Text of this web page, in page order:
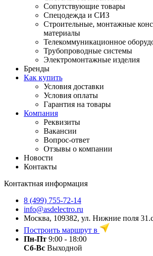
Сопутствующие товары
Спецодежда и СИЗ
Строительные, монтажные
материалы
Телекоммуникационное
Трубопроводные системы
Электромонтажные изделия
Бренды
Как купить
Условия доставки
Условия оплаты
Гарантия на товары
Компания
Реквизиты
Вакансии
Вопрос-ответ
Отзывы о компании
Новости
Контакты
Контактная информация
8 (499) 755-72-14
info@asdelectro.ru
Москва, 109382, ул. Нижние поля
Построить маршрут в
Пн-Пт 9:00 - 18:00
Сб-Вс Выходной